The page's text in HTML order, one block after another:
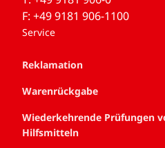
F: +49 9181 906-1100
Service
Reklamation
Warenrückgabe
Wiederkehrende Prüfungen
Hilfsmitteln